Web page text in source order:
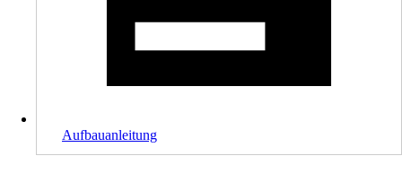
Aufbauanleitung